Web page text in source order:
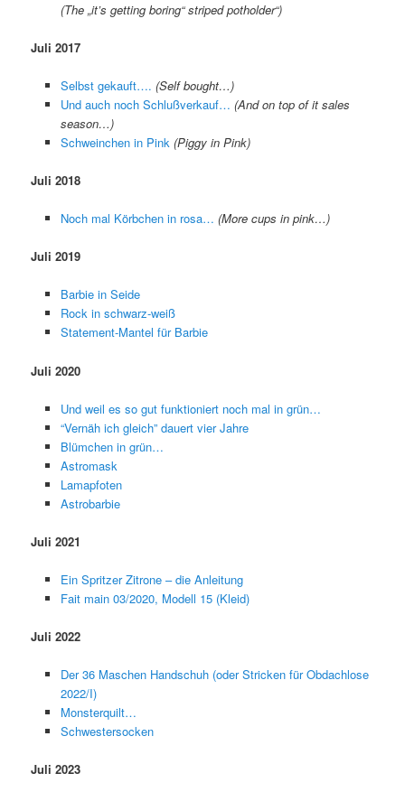
(The „it’s getting boring“ striped potholder“)
Juli 2017
Selbst gekauft…. (Self bought…)
Und auch noch Schlußverkauf… (And on top of it sales
season…)
Schweinchen in Pink (Piggy in Pink)
Juli 2018
Noch mal Körbchen in rosa… (More cups in pink…)
Juli 2019
Barbie in Seide
Rock in schwarz-weiß
Statement-Mantel für Barbie
Juli 2020
Und weil es so gut funktioniert noch mal in grün…
“Vernäh ich gleich” dauert vier Jahre
Blümchen in grün…
Astromask
Lamapfoten
Astrobarbie
Juli 2021
Ein Spritzer Zitrone – die Anleitung
Fait main 03/2020, Modell 15 (Kleid)
Juli 2022
Der 36 Maschen Handschuh (oder Stricken für Obdachlose
2022/I)
Monsterquilt…
Schwestersocken
Juli 2023